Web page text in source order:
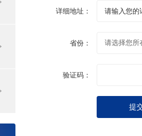
详细地址：
省份：
验证码：